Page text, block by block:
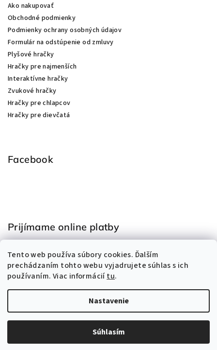
Tento web používa súbory cookies. Ďalším
prechádzaním tohto webu vyjadrujete súhlas s ich
používaním. Viac informáciítu.
Nastavenie
Súhlasím
Ako nakupovať
Obchodné podmienky
Podmienky ochrany osobných údajov
Formulár na odstúpenie od zmluvy
Plyšové hračky
Hračky pre najmenších
Interaktívne hračky
Zvukové hračky
Hračky pre chlapcov
Hračky pre dievčatá
Facebook
Prijímame online platby
Vytvoril Shoptet